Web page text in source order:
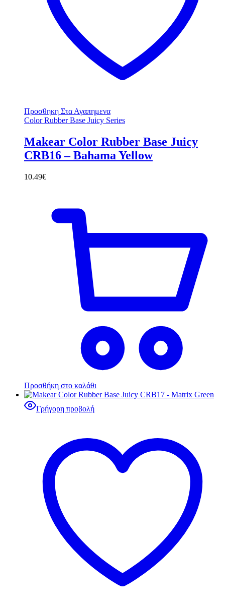
Προσθηκη Στα Αγαπημενα
Color Rubber Base Juicy Series
Makear Color Rubber Base Juicy
CRB16 – Bahama Yellow
10.49€
Προσθήκη στο καλάθι
Γρήγορη προβολή